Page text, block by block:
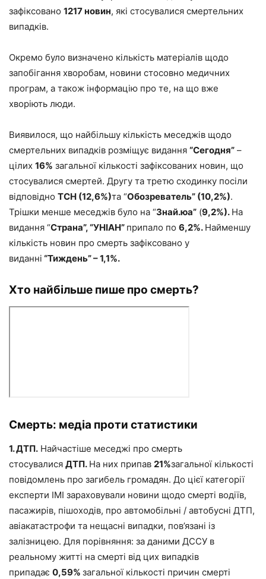
зафіксовано 1217 новин, які стосувалися смертельних
випадків.
Окремо було визначено кількість матеріалів щодо
запобігання хворобам, новини стосовно медичних
програм, а також інформацію про те, на що вже
хворіють люди.
Виявилося, що найбільшу кількість меседжів щодо
смертельних випадків розміщує видання “Сегодня” –
цілих 16% загальної кількості зафіксованих новин, що
стосувалися смертей. Другу та третю сходинку посіли
відповідно ТСН (12,6%)та “Обозреватель” (10,2%).
Трішки менше меседжів було на “Знай.юа” (9,2%). На
видання “Страна”, “УНІАН” припало по 6,2%. Найменшу
кількість новин про смерть зафіксовано у
виданні “Тиждень” – 1,1%.
Хто найбільше пише про смерть?
Смерть: медіа проти статистики
1. ДТП. Найчастіше меседжі про смерть
стосувалися ДТП. На них припав 21%загальної кількості
повідомлень про загибель громадян. До цієї категорії
експерти ІМІ зараховували новини щодо смерті водіїв,
пасажирів, пішоходів, про автомобільні / автобусні ДТП,
авіакатастрофи та нещасні випадки, пов’язані із
залізницею. Для порівняння: за даними ДССУ в
реальному житті на смерті від цих випадків
припадає 0,59% загальної кількості причин смерті